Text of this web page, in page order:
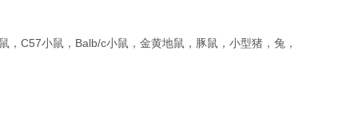
C57小鼠，Balb/c小鼠，金黄地鼠，豚鼠，小型猪，兔，